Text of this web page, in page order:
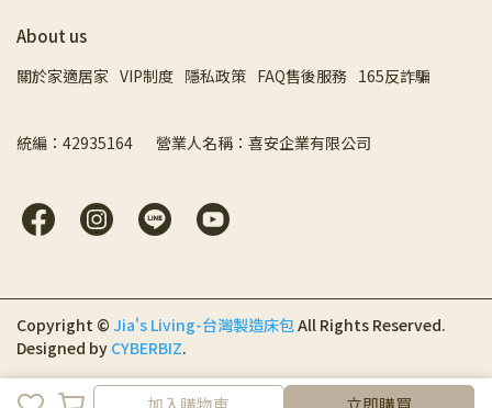
About us
關於家適居家 VIP制度 隱私政策 FAQ售後服務 165反詐騙
統編：42935164       營業人名稱：喜安企業有限公司
Copyright © Jia's Living-台灣製造床包All Rights Reserved.
Designed by CYBERBIZ.